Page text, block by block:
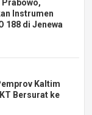
Prabowo,
Instrumen
188 di Jenewa
Kaltim
Bersurat ke